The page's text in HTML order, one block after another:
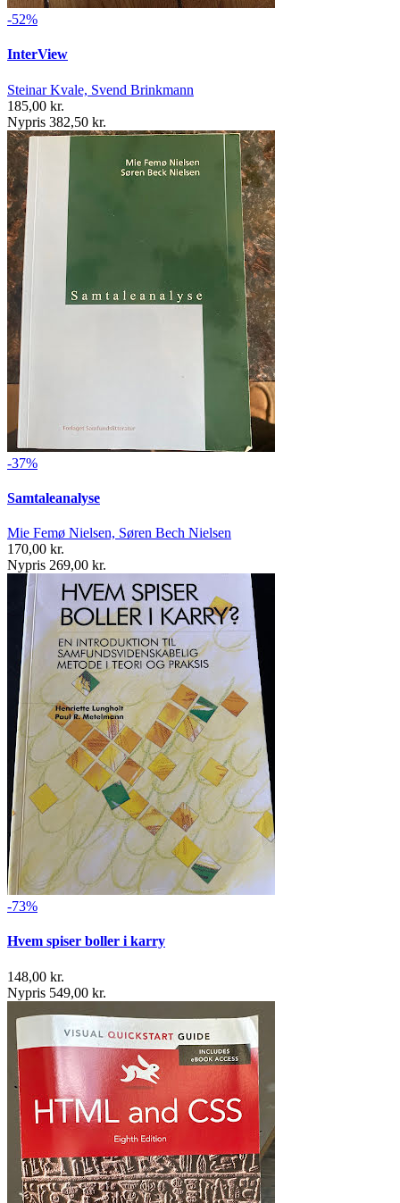
-52%
InterView
Steinar Kvale, Svend Brinkmann
185,00 kr.
Nypris 382,50 kr.
-37%
Samtaleanalyse
Mie Femø Nielsen, Søren Bech Nielsen
170,00 kr.
Nypris 269,00 kr.
-73%
Hvem spiser boller i karry
148,00 kr.
Nypris 549,00 kr.